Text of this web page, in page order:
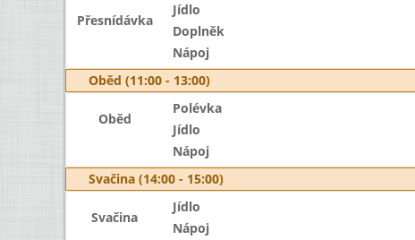
Přesnídávka
Jídlo
Doplněk
Nápoj
Oběd (11:00 - 13:00)
Oběd
Polévka
Jídlo
Nápoj
Svačina (14:00 - 15:00)
Svačina
Jídlo
Nápoj